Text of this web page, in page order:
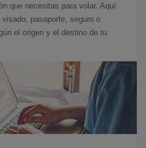
que necesitas para volar. Aquí
pasaporte, seguro o
el origen y el destino de tu